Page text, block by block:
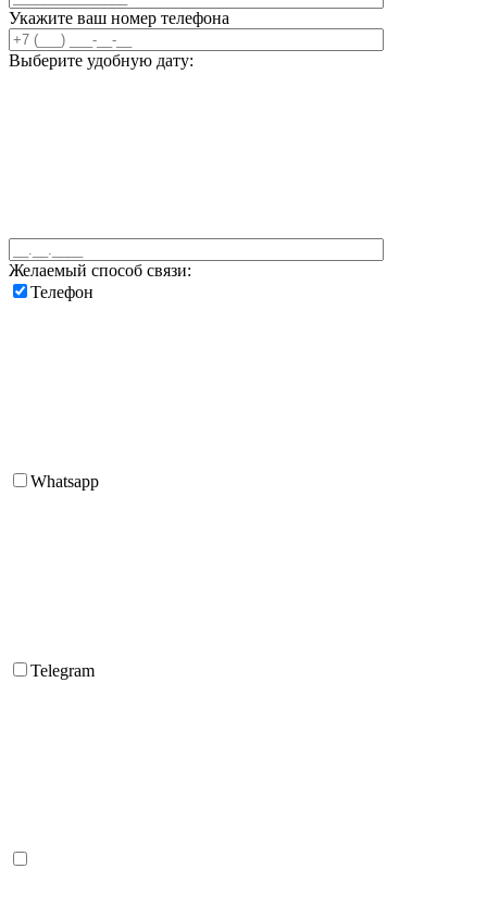
Укажите ваш номер телефона
Выберите удобную дату:
Желаемый способ связи:
Телефон
Whatsapp
Telegram